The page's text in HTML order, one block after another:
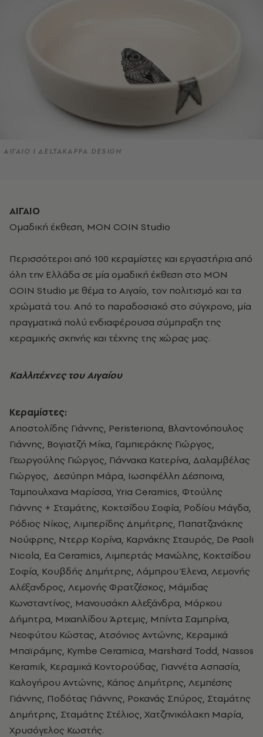
ΑΙΓΑΙΟ I ΔELTAKAPPA DESIGN
ΑΙΓΑΙΟ
Ομαδική έκθεση, MON COIN Studio
Περισσότεροι από 100 κεραμίστες και εργαστήρια από
όλη την Ελλάδα σε μία ομαδική έκθεση στο MON
COIN Studio με θέμα το Αιγαίο, τον πολιτισμό και τα
χρώματά του. Από το παραδοσιακό στο σύγχρονο, μία
πραγματικά πολύ ενδιαφέρουσα σύμπραξη της
κεραμικής σκηνής και τέχνης της χώρας μας.
Καλλιτέχνες του Αιγαίου
Κεραμίστες:
Αποστολίδης Γιάννης, Peristeriona, Βλαντονόπουλος
Γιάννης, Βογιατζή Μίκα, Γαμπιεράκης Γιώργος,
Γεωργούλης Γιώργος, Γιάννακα Κατερίνα, Δαλαμβέλας
Γιώργος, Δεσύπρη Μάρα, Ιωσηφέλλη Δέσποινα,
Ταμπουλχανα Μαρίσσα, Yria Ceramics, Φτούλης
Γιάννης + Σταμάτης, Κοκτσίδου Σοφία, Ροδίου Μάγδα,
Ρόδιος Νίκος, Λιμπερίδης Δημήτρης, Παπατζανάκης
Νούφρης, Ντερρ Κορίνα, Καρνάκης Σταυρός, De Paoli
Nicola, Ea Ceramics, Λιμπερτάς Μανώλης, Κοκτσίδου
Σοφία, Κουβδής Δημήτρης, Λάμπρου Έλενα, Λεμονής
Αλέξανδρος, Λεμονής Φρατζέσκος, Μάμιδας
Κωνσταντίνος, Μανουσάκη Αλεξάνδρα, Μάρκου
Δήμητρα, Μιχαηλίδου Άρτεμις, Μπίντα Σαμπρίνα,
Νεοφύτου Κώστας, Ατσόνιος Αντώνης, Κεραμικά
Μπαϊράμης, Kymbe Ceramica, Marshard Todd, Nassos
Keramik, Κεραμικά Κοντορούδας, Γιαννέτα Ασπασία,
Καλογήρου Αντώνης, Κάπος Δημήτρης, Λεμπέσης
Γιάννης, Ποδότας Γιάννης, Ροκανάς Σπύρος, Σταμάτης
Δημήτρης, Σταμάτης Στέλιος, Χατζηνικόλακη Μαρία,
Χρυσόγελος Κωστής.